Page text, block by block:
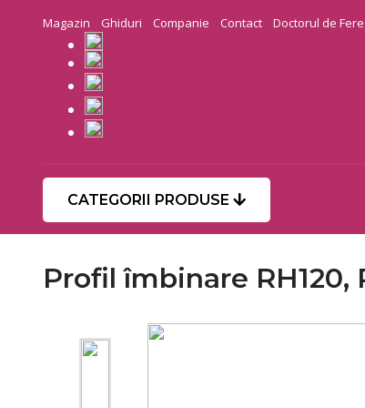
Magazin Ghiduri Companie Contact Doctorul de
CATEGORII PRODUSE
Profil îmbinare RH120,